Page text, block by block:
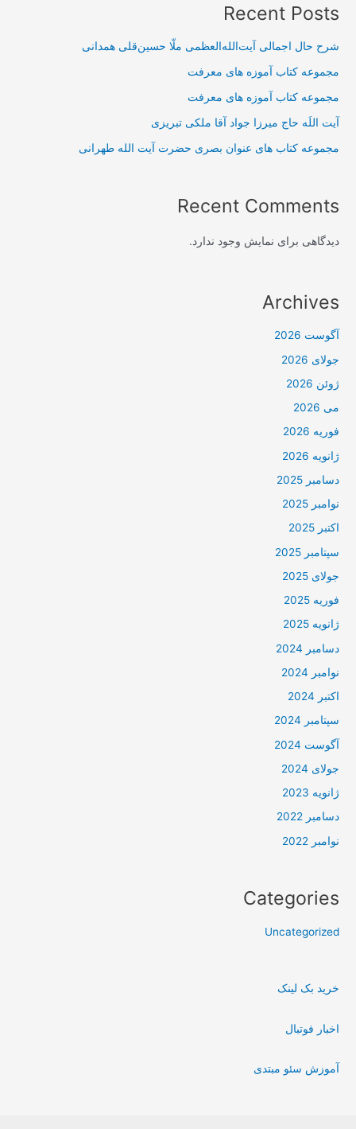
Recent Posts
شرح حال اجمالی آیت‌الله‌العظمی ملّا حسین‌قلی همدانی
مجموعه کتاب آموزه های معرفت
مجموعه کتاب آموزه های معرفت
آیت اللَه حاج میرزا جواد آقا ملکی تبریزی
مجموعه کتاب های عنوان بصری حضرت آیت الله طهرانی
Recent Comments
دیدگاهی برای نمایش وجود ندارد.
Archives
آگوست 2026
جولای 2026
ژوئن 2026
می 2026
فوریه 2026
ژانویه 2026
دسامبر 2025
نوامبر 2025
اکتبر 2025
سپتامبر 2025
جولای 2025
فوریه 2025
ژانویه 2025
دسامبر 2024
نوامبر 2024
اکتبر 2024
سپتامبر 2024
آگوست 2024
جولای 2024
ژانویه 2023
دسامبر 2022
نوامبر 2022
Categories
Uncategorized
خرید بک لینک
اخبار فوتبال
آموزش سئو مبتدی